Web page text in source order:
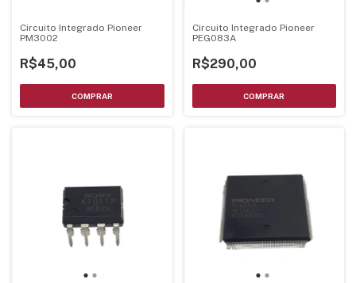
Circuito Integrado Pioneer
PM3002
R$45,00
Circuito Integrado Pioneer
PEG083A
R$290,00